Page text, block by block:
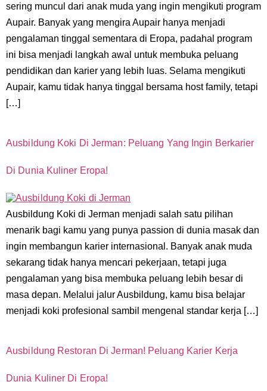
sering muncul dari anak muda yang ingin mengikuti program
Aupair. Banyak yang mengira Aupair hanya menjadi
pengalaman tinggal sementara di Eropa, padahal program
ini bisa menjadi langkah awal untuk membuka peluang
pendidikan dan karier yang lebih luas. Selama mengikuti
Aupair, kamu tidak hanya tinggal bersama host family, tetapi
[…]
Ausbildung Koki Di Jerman: Peluang Yang Ingin Berkarier
Di Dunia Kuliner Eropa!
Ausbildung Koki di Jerman menjadi salah satu pilihan
menarik bagi kamu yang punya passion di dunia masak dan
ingin membangun karier internasional. Banyak anak muda
sekarang tidak hanya mencari pekerjaan, tetapi juga
pengalaman yang bisa membuka peluang lebih besar di
masa depan. Melalui jalur Ausbildung, kamu bisa belajar
menjadi koki profesional sambil mengenal standar kerja […]
Ausbildung Restoran Di Jerman! Peluang Karier Kerja
Dunia Kuliner Di Eropa!